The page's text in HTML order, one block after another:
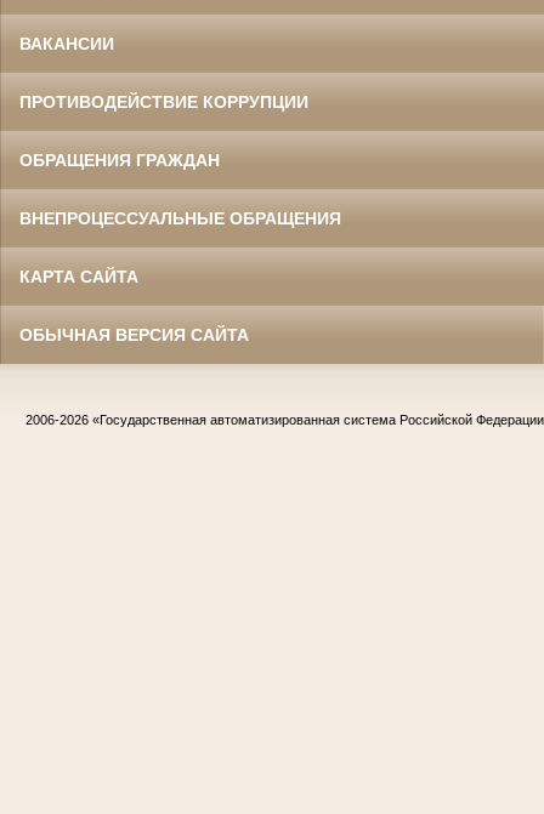
ВАКАНСИИ
ПРОТИВОДЕЙСТВИЕ КОРРУПЦИИ
ОБРАЩЕНИЯ ГРАЖДАН
ВНЕПРОЦЕССУАЛЬНЫЕ ОБРАЩЕНИЯ
КАРТА САЙТА
ОБЫЧНАЯ ВЕРСИЯ САЙТА
2006-2026 «Государственная автоматизированная система Российской